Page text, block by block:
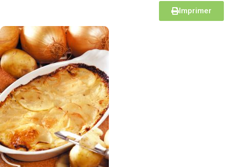
Imprimer